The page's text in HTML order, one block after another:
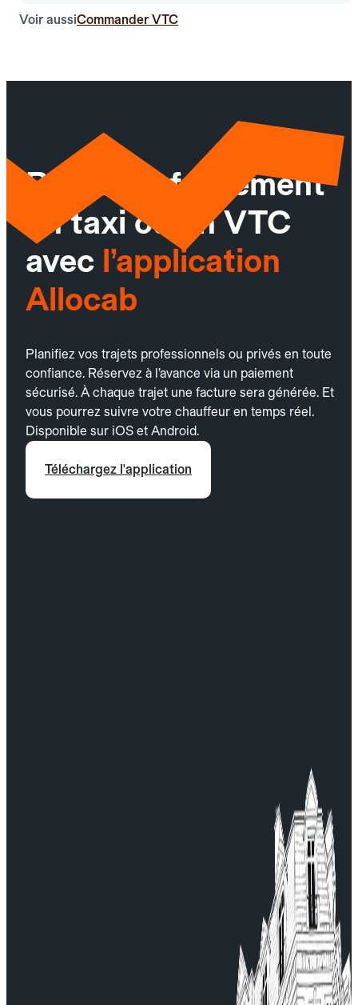
Voir aussiCommander VTC
Réservez facilement
un taxi ou un VTC
avec l’application
Allocab
Planifiez vos trajets professionnels ou privés en toute
confiance. Réservez à l’avance via un paiement
sécurisé. À chaque trajet une facture sera générée. Et
vous pourrez suivre votre chauffeur en temps réel.
Disponible sur iOS et Android.
Téléchargez l'application